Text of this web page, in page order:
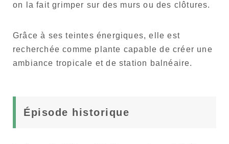
on la fait grimper sur des murs ou des clôtures.
Grâce à ses teintes énergiques, elle est
recherchée comme plante capable de créer une
ambiance tropicale et de station balnéaire.
Épisode historique